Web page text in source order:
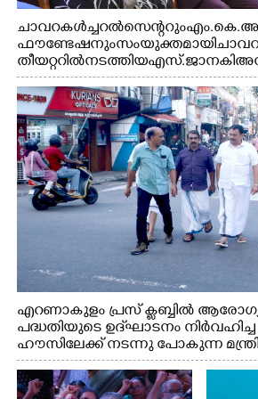
ചാവറ കൾച്ചറൽ സെന്ററും എം.കെ.
ഫൗണ്ടേഷനും സംയുക്തമായി ചാവറ
തീയറ്ററിൽ നടത്തിയ എസ്. ജാനകി
ദ്ഘാടനം ചെയ്യാനെത്തിയ സംഗീത
അമൽദേവ്, ഗായിക ജെൻസി,
ഫൗണ്ടേഷൻ ചെയർമാൻ ഡോ.
എറണാകുളം പ്രസ് ക്ലബ്ബിൽ
പദ്ധതിയുടെ ഉദ്‌ഘാടനം നിർവഹിച്ച
ഹൗസിലേക്ക് നടന്നു പോകുന്ന